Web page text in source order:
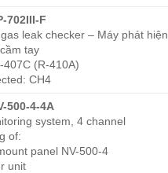
702III-F
leak checker – Máy phát hiện
tay
407C (R-410A)
CH4
500-4-4A
system, 4 channel
of:
panel NV-500-4
unit